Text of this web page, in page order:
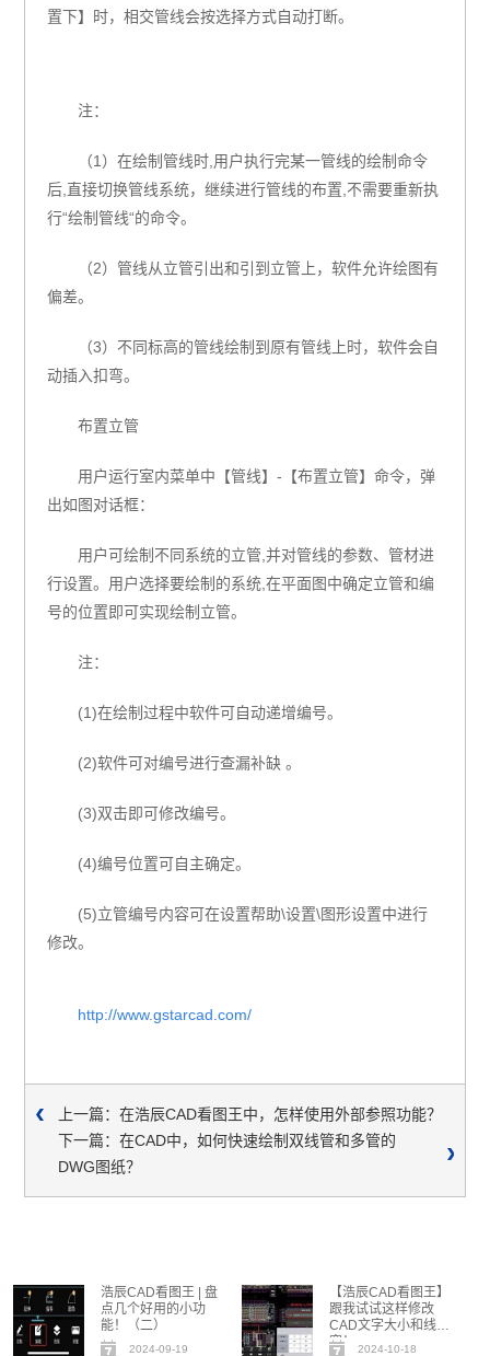
置下】时，相交管线会按选择方式自动打断。
注：
（1 ）在绘制管线时 用户执行完某一管线的绘制命令
后 直接切换管线系统，继续进行管线的布置 不需要重新执
行“绘制管线“的命令。
（2）管线从立管引出和引到立管上，软件允许绘图有
偏差。
（3）不同标高的管线绘制到原有管线上时，软件会自
动插入扣弯。
布置立管
用户运行室内菜单中【管线】- 【布置立管】命令，弹
出如图对话框：
用户可绘制不同系统的立管 ,并对管线的参数、管材进
行设置。 用户选择要绘制的系统 ,在平面图中确定立管和编
号的位置即可实现绘制立管。
注：
(1)在绘制过程中软件可自动递增编号。
(2)软件可对编号进行查漏补缺 。
(3)双击即可修改编号。
(4)编号位置可自主确定。
(5)立管编号内容可在设置帮助\设置\图形设置中进行
修改。
http://www.gstarcad.com/
上一篇：在浩辰CAD看图王中，怎样使用外部参照功能？
下一篇：在CAD中，如何快速绘制双线管和多管的
DWG图纸？
浩辰CAD看图王 | 盘
点几个好用的小功
能！（二）
2024-09-19
【浩辰CAD看图王】
跟我试试这样修改
CAD文字大小和线
宽！
2024-10-18